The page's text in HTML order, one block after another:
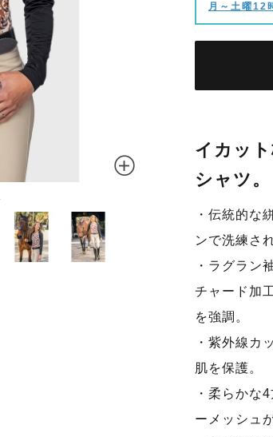
月～土曜12
イカッ
シャツ。
・伝統的な
ンで洗練さ
・ラグラン
チャード加
を強調。
・紫外線カ
肌を保護。
・柔らかな
ーメッシュ